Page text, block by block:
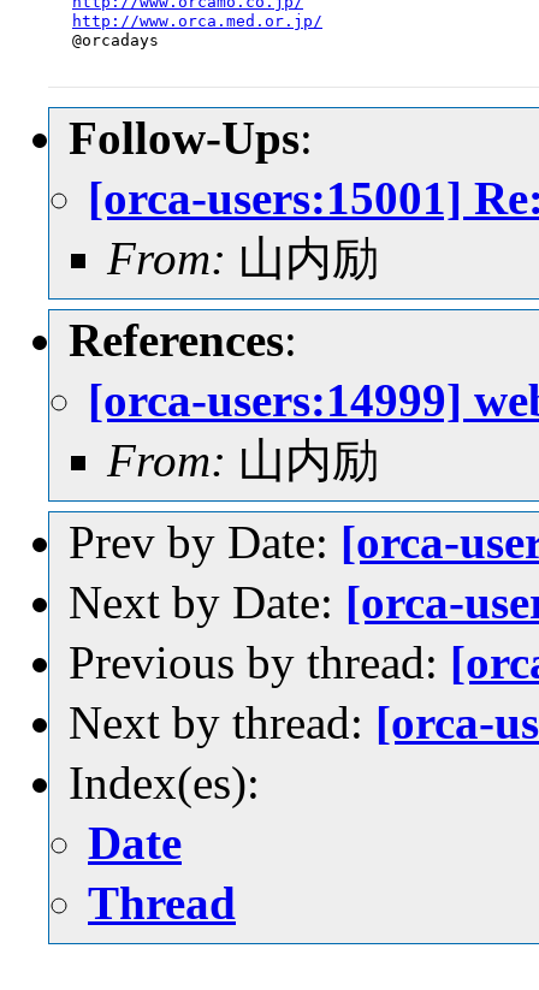
http://www.orca.med.or.jp/
Follow-Ups:
[orca-users:15001]
From: 山内励
References:
[orca-users:14999]
From: 山内励
Prev by Date: [orca-
Next by Date: [orca-
Previous by thread:
Next by thread: [orca-
Index(es):
Date
Thread